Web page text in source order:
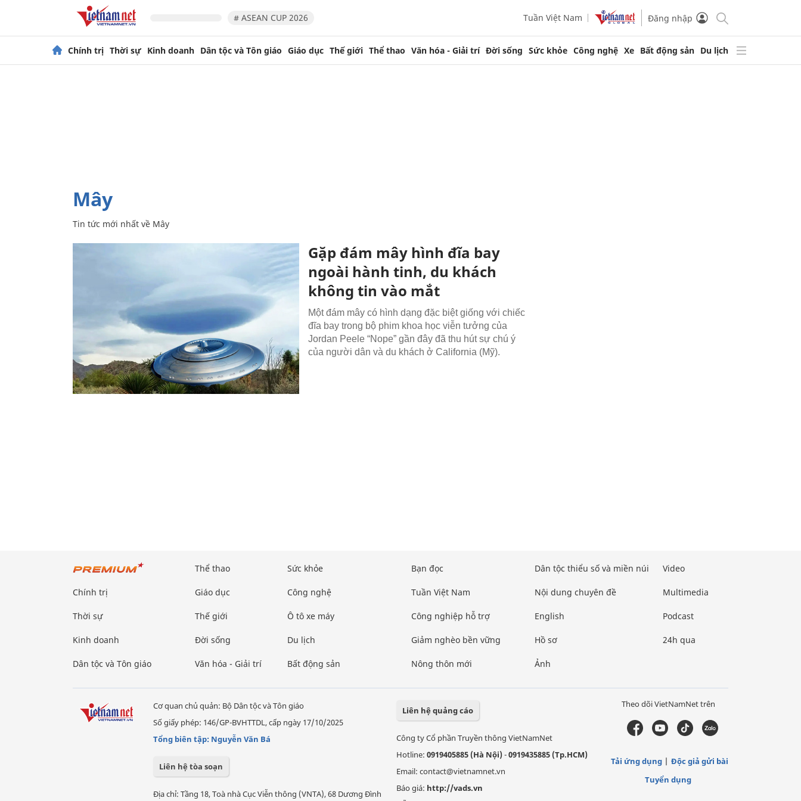
# ASEAN CUP 2026 Tuần Việt Nam Đăng nhập
Chính trị Thời sự Kinh doanh Dân tộc và Tôn giáo Giáo dục Thế giới Thể thao Văn hóa - Giải trí Đời sống Sức khỏe Công nghệ Xe Bất động sản Du lịch
Mây
Tin tức mới nhất về Mây
Gặp đám mây hình đĩa bay
ngoài hành tinh, du khách
không tin vào mắt
Một đám mây có hình dạng đặc biệt giống với chiếc
đĩa bay trong bộ phim khoa học viễn tưởng của
Jordan Peele “Nope” gần đây đã thu hút sự chú ý
của người dân và du khách ở California (Mỹ).
Chính trị
Thời sự
Kinh doanh
Dân tộc và Tôn giáo
Thể thao
Giáo dục
Thế giới
Đời sống
Văn hóa - Giải trí
Sức khỏe
Công nghệ
Ô tô xe máy
Du lịch
Bất động sản
Bạn đọc
Tuần Việt Nam
Công nghiệp hỗ trợ
Giảm nghèo bền vững
Nông thôn mới
Dân tộc thiểu số và miền núi
Nội dung chuyên đề
English
Hồ sơ
Ảnh
Video
Multimedia
Podcast
24h qua
Cơ quan chủ quản: Bộ Dân tộc và Tôn giáo
Số giấy phép: 146/GP-BVHTTDL, cấp ngày 17/10/2025
Tổng biên tập: Nguyễn Văn Bá
Liên hệ tòa soạn
Địa chỉ: Tầng 18, Toà nhà Cục Viễn thông (VNTA), 68 Dương Đình
Liên hệ quảng cáo
Công ty Cổ phần Truyền thông VietNamNet
Hotline: 0919405885 (Hà Nội)-0919435885 (Tp.HCM)
Email: contact@vietnamnet.vn
Báo giá: http://vads.vn
Theo dõi VietNamNet trên
Tải ứng dụng
Độc giả gửi bài
Tuyển dụng